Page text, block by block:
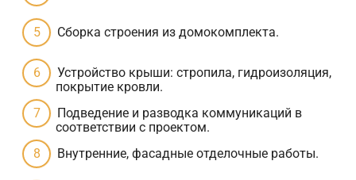
Сборка строения из домокомплекта.
Устройство крыши: стропила, гидроизоляция,
покрытие кровли.
Подведение и разводка коммуникаций в
соответствии с проектом.
Внутренние, фасадные отделочные работы.